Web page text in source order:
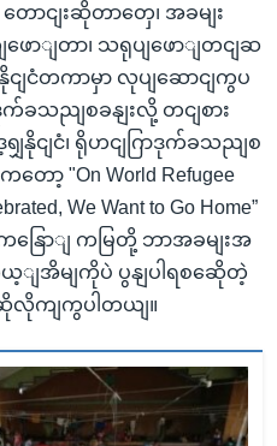
ာငျးဆိုတာတှေ၊ အခမျး
ောျတာ၊ သရုပျဖောျတငျဆ
ျငံတကာမှာ လုပျဆောငျကွပ
ညျစခနျးလို့ တငျစား
နိုငျငံ၊ ရိုဟငျဂြာဒုက်ခသညျစ
ာ့ "On World Refugee
We Want to Go Home”
နြောျ ကမြတို့ ဘာအခမျးအ
ယ့ျအိမျကိုပဲ ပွနျပါရစဆေိုတဲ့
လိုကျကွပါတယျ။